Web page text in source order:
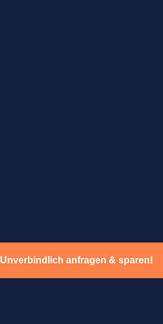
Unverbindlich anfragen & sparen!